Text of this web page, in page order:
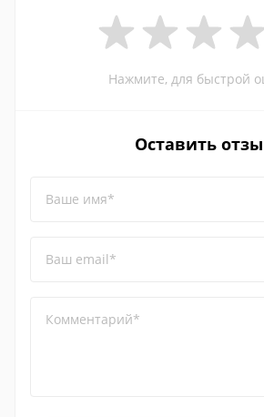
Нажмите, для быстрой
Оставить
Ваше имя*
Ваш email*
Комментарий*